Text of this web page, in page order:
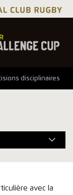
disciplinaires
avec la